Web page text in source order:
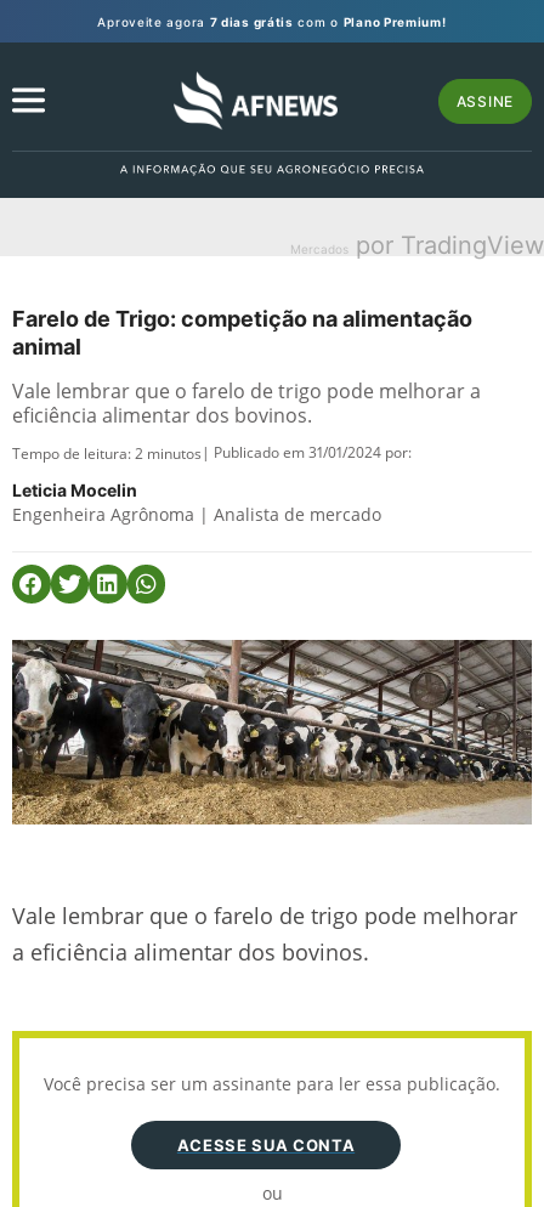
Aproveite agora 7 dias grátis com o Plano Premium!
ASSINE
Mercados por TradingView
Farelo de Trigo: competição na alimentação
animal
Vale lembrar que o farelo de trigo pode melhorar a
eficiência alimentar dos bovinos.
Tempo de leitura:2 minutos | Publicado em 31/01/2024 por:
Leticia Mocelin
Engenheira Agrônoma | Analista de mercado
Vale lembrar que o farelo de trigo pode melhorar
a eficiência alimentar dos bovinos.
Você precisa ser um assinante para ler essa publicação.
ACESSE SUA CONTA
ou